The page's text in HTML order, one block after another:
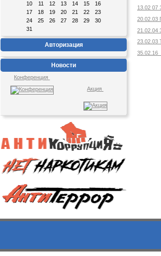
10
11 12 13 14 15
16
17
18 19 20 21 22
23
24
25 26 27 28 29
30
31
Авторизация
Новости
Конференция
Акция
13.02 07
20.02.03
21.02.04
23.02.03
35.02.16
Адрес: